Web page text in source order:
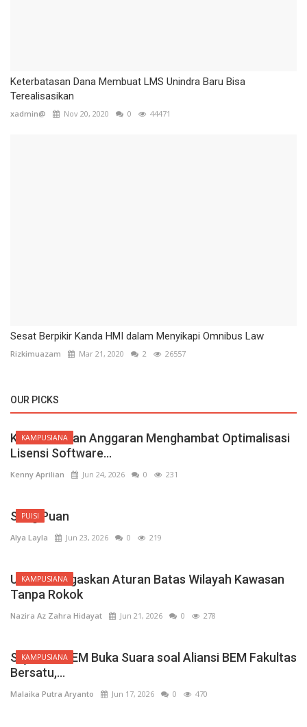
Keterbatasan Dana Membuat LMS Unindra Baru Bisa
Terealisasikan
xadmin@ Nov 20, 2020 0 44471
Sesat Berpikir Kanda HMI dalam Menyikapi Omnibus Law
Rizkimuazam Mar 21, 2020 2 26557
OUR PICKS
KAMPUSIANA
Keterbatasan Anggaran Menghambat Optimalisasi
Lisensi Software...
Kenny Aprilian Jun 24, 2026 0 231
PUISI
Sang Puan
Alya Layla Jun 23, 2026 0 219
KAMPUSIANA
Unindra Tegaskan Aturan Batas Wilayah Kawasan
Tanpa Rokok
Nazira Az Zahra Hidayat Jun 21, 2026 0 278
KAMPUSIANA
Sejumlah BEM Buka Suara soal Aliansi BEM Fakultas
Bersatu,...
Malaika Putra Aryanto Jun 17, 2026 0 470